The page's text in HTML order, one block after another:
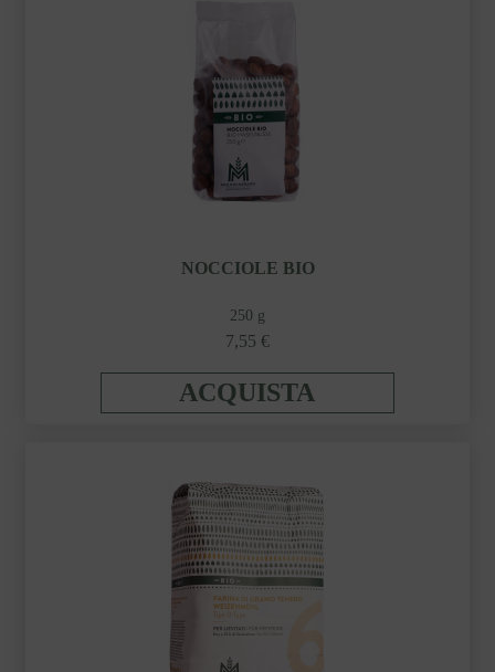
NOCCIOLE BIO
250 g
7,55 €
ACQUISTA